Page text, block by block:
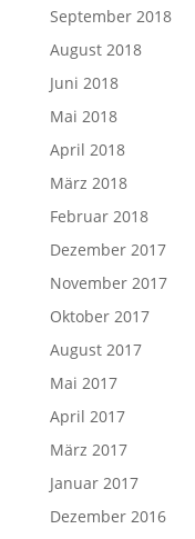
September 2018
August 2018
Juni 2018
Mai 2018
April 2018
März 2018
Februar 2018
Dezember 2017
November 2017
Oktober 2017
August 2017
Mai 2017
April 2017
März 2017
Januar 2017
Dezember 2016